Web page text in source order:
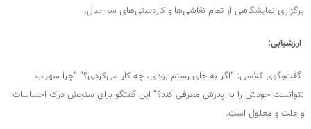
برگزاری نمایشگاهی از تمام نقاشی‌ها و کاردستی‌های سه سال.
ارزشیابی:
گفت‌وگوی کلاسی: “اگر به جای رستم بودی، چه کار می‌کردی؟” “چرا سهراب
نتوانست خودش را به پدرش معرفی کند؟” این گفتگو برای سنجش درک احساسات
و علت و معلول است.